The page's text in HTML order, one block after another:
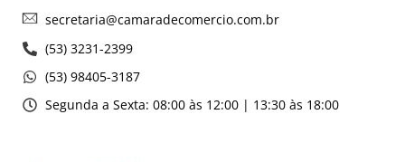
secretaria@camaradecomercio.com.br
(53) 3231-2399
(53) 98405-3187
Segunda a Sexta: 08:00 às 12:00 | 13:30 às 18:00